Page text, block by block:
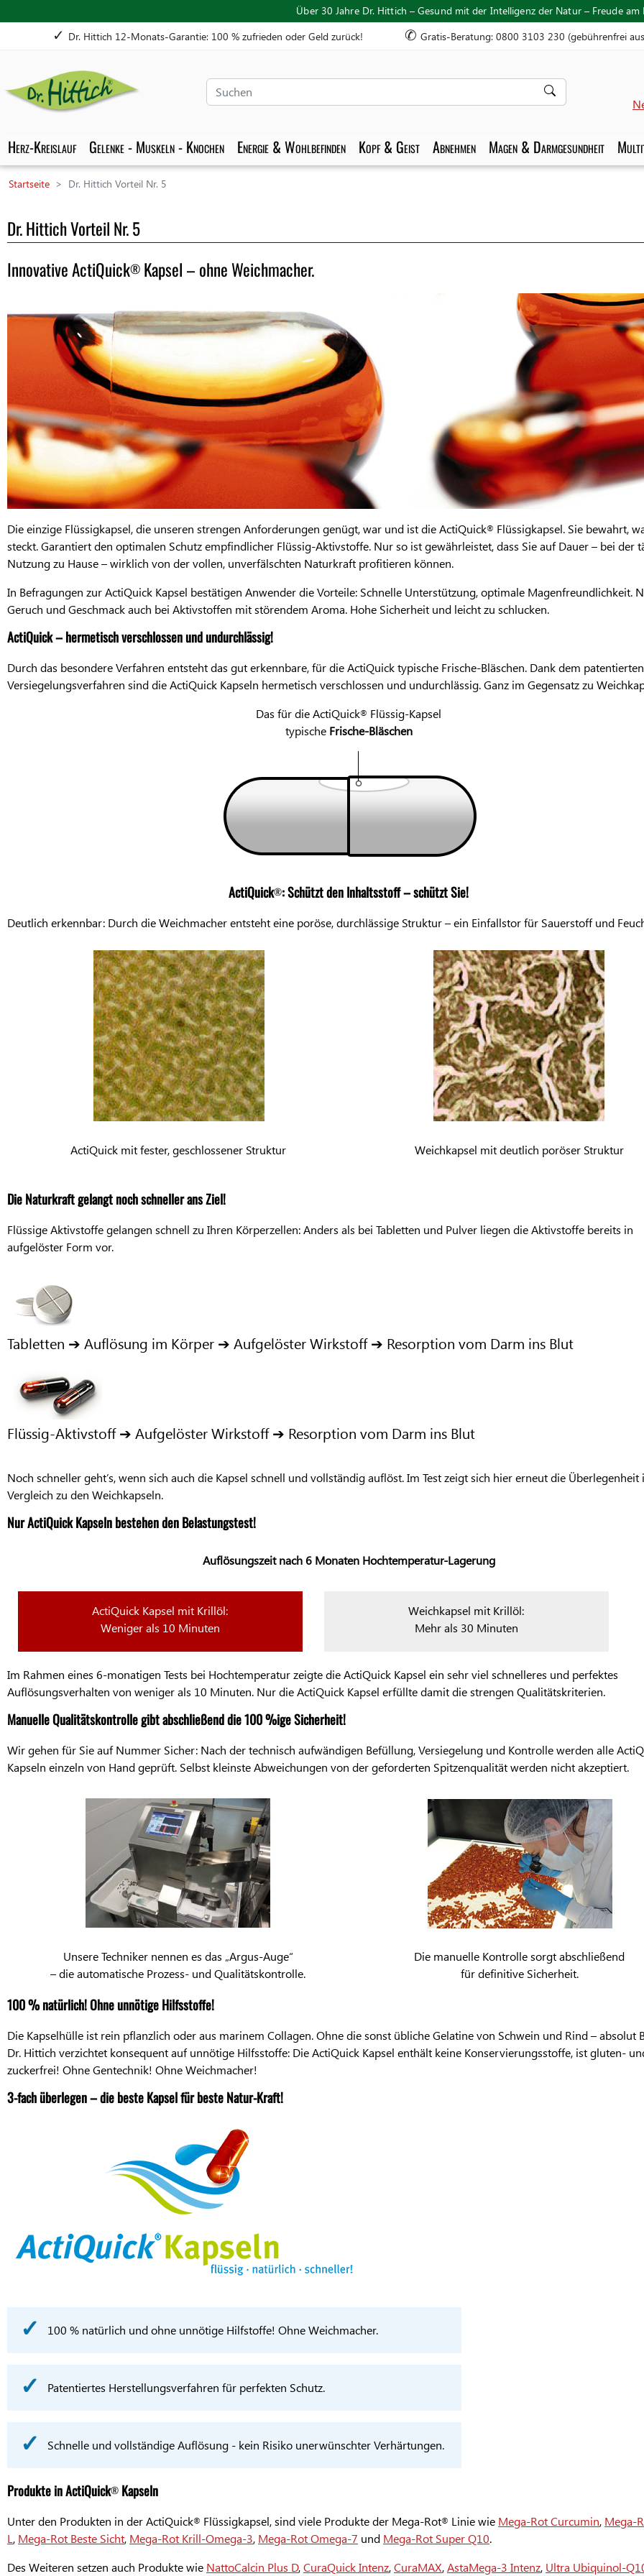
Über 30 Jahre Dr. Hittich – Gesund mit der Intelligenz der Natur – Freude am
✓ Dr. Hittich 12-Monats-Garantie: 100 % zufrieden oder Geld zurück! ✆ Gratis-Beratung: 0800 3103 230 (gebührenfrei
Suchen
Herz-Kreislauf Gelenke - Muskeln - Knochen Energie & Wohlbefinden Kopf & Geist Abnehmen Magen & Darmgesundheit
Startseite Dr. Hittich Vorteil Nr. 5
Dr. Hittich Vorteil Nr. 5
Innovative ActiQuick® Kapsel – ohne Weichmacher.
Die einzige Flüssigkapsel, die unseren strengen Anforderungen genügt, war und ist die ActiQuick® Flüssigkapsel. Sie bewahrt,
steckt. Garantiert den optimalen Schutz empfindlicher Flüssig-Aktivstoffe. Nur so ist gewährleistet, dass Sie auf Dauer – bei der
Nutzung zu Hause – wirklich von der vollen, unverfälschten Naturkraft profitieren können.
In Befragungen zur ActiQuick Kapsel bestätigen Anwender die Vorteile: Schnelle Unterstützung, optimale Magenfreundlichkeit.
Geruch und Geschmack auch bei Aktivstoffen mit störendem Aroma. Hohe Sicherheit und leicht zu schlucken.
ActiQuick – hermetisch verschlossen und undurchlässig!
Durch das besondere Verfahren entsteht das gut erkennbare, für die ActiQuick typische Frische-Bläschen. Dank dem patentierten
Versiegelungsverfahren sind die ActiQuick Kapseln hermetisch verschlossen und undurchlässig. Ganz im Gegensatz zu
Das für die ActiQuick® Flüssig-Kapsel
typische Frische-Bläschen
ActiQuick®: Schützt den Inhaltsstoff – schützt Sie!
Deutlich erkennbar: Durch die Weichmacher entsteht eine poröse, durchlässige Struktur – ein Einfallstor für Sauerstoff und
ActiQuick mit fester, geschlossener Struktur Weichkapsel mit deutlich poröser Struktur
Die Naturkraft gelangt noch schneller ans Ziel!
Flüssige Aktivstoffe gelangen schnell zu Ihren Körperzellen: Anders als bei Tabletten und Pulver liegen die Aktivstoffe bereits in
aufgelöster Form vor.
Tabletten ➔ Auflösung im Körper ➔ Aufgelöster Wirkstoff ➔ Resorption vom Darm ins Blut
Flüssig-Aktivstoff ➔ Aufgelöster Wirkstoff ➔ Resorption vom Darm ins Blut
Noch schneller geht’s, wenn sich auch die Kapsel schnell und vollständig auflöst. Im Test zeigt sich hier erneut die Überlegenheit
Vergleich zu den Weichkapseln.
Nur ActiQuick Kapseln bestehen den Belastungstest!
Auflösungszeit nach 6 Monaten Hochtemperatur-Lagerung
ActiQuick Kapsel mit Krillöl:
Weniger als 10 Minuten
Weichkapsel mit Krillöl:
Mehr als 30 Minuten
Im Rahmen eines 6-monatigen Tests bei Hochtemperatur zeigte die ActiQuick Kapsel ein sehr viel schnelleres und perfektes
Auflösungsverhalten von weniger als 10 Minuten. Nur die ActiQuick Kapsel erfüllte damit die strengen Qualitätskriterien.
Manuelle Qualitätskontrolle gibt abschließend die100 %igeSicherheit!
Wir gehen für Sie auf Nummer Sicher: Nach der technisch aufwändigen Befüllung, Versiegelung und Kontrolle werden alle
Kapseln einzeln von Hand geprüft. Selbst kleinste Abweichungen von der geforderten Spitzenqualität werden nicht akzeptiert.
Unsere Techniker nennen es das „Argus-Auge“
– die automatische Prozess- und Qualitätskontrolle.
Die manuelle Kontrolle sorgt abschließend
für definitive Sicherheit.
100 % natürlich! Ohne unnötige Hilfsstoffe!
Die Kapselhülle ist rein pflanzlich oder aus marinem Collagen. Ohne die sonst übliche Gelatine von Schwein und Rind – absolut
Dr. Hittich verzichtet konsequent auf unnötige Hilfsstoffe: Die ActiQuick Kapsel enthält keine Konservierungsstoffe, ist gluten-
zuckerfrei! Ohne Gentechnik! Ohne Weichmacher!
3-fach überlegen – die beste Kapsel für beste Natur-Kraft!
100 % natürlich und ohne unnötige Hilfstoffe! Ohne Weichmacher.
Patentiertes Herstellungsverfahren für perfekten Schutz.
Schnelle und vollständige Auflösung - kein Risiko unerwünschter Verhärtungen.
Produkte in ActiQuick® Kapseln
Unter den Produkten in der ActiQuick® Flüssigkapsel, sind viele Produkte der Mega-Rot® Linie wie Mega-Rot Curcumin, Mega-
L, Mega-Rot Beste Sicht, Mega-Rot Krill-Omega-3, Mega-Rot Omega-7 und Mega-Rot Super Q10.
Des Weiteren setzen auch Produkte wie NattoCalcin Plus D,CuraQuick Intenz,CuraMAX,AstaMega-3 Intenz, Ultra Ubiquinol-